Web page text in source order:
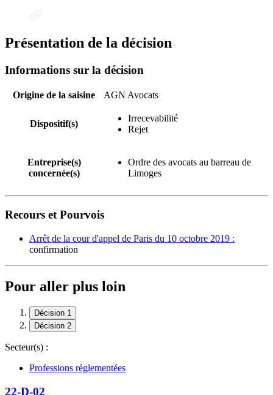
Présentation de la décision
Informations sur la décision
Origine de la saisine AGN Avocats
Dispositif(s)
Irrecevabilité
Rejet
Entreprise(s)
concernée(s)
Ordre des avocats au barreau de
Limoges
Recours et Pourvois
Arrêt de la cour d'appel de Paris du 10 octobre 2019 :
confirmation
Pour aller plus loin
Décision 1
Décision 2
Secteur(s) :
Professions réglementées
22-D-02